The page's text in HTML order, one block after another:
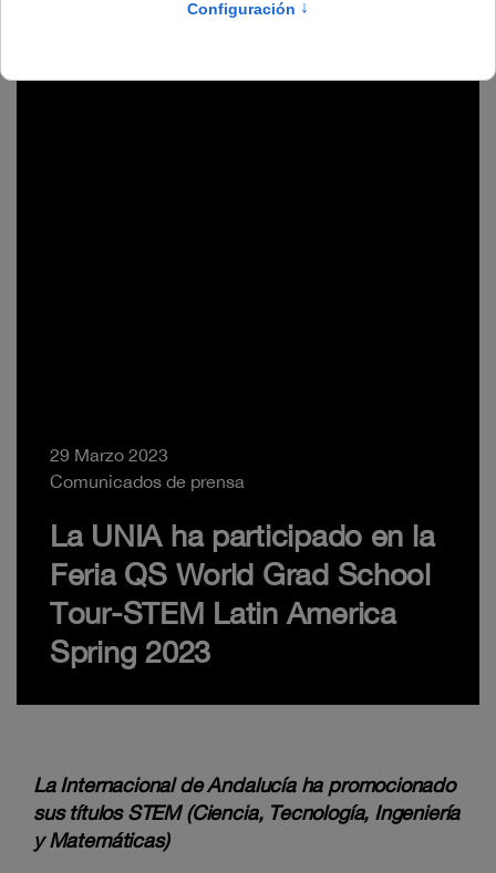
29 Marzo 2023
Comunicados de prensa
La UNIA ha participado en la
Feria QS World Grad School
Tour-STEM Latin America
Spring 2023
La Internacional de Andalucía ha promocionado
sus títulos STEM (Ciencia, Tecnología, Ingeniería
y Matemáticas)